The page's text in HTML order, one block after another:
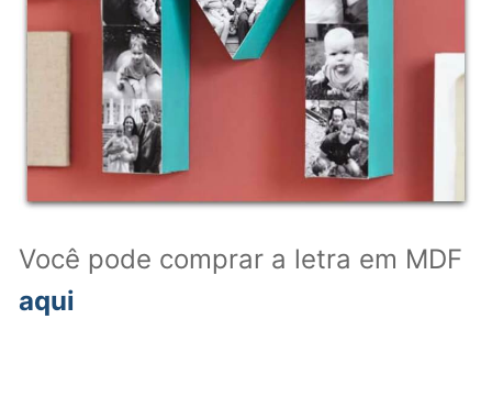
Você pode comprar a letra em MDF
aqui